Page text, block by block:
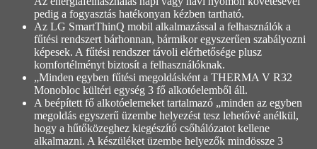
pedig a fogyasztás hatékonyan kézben tartható.
Az LG SmartThinQ mobil alkalmazással a felhasználók a
fűtési rendszert bárhonnan, bármikor egyszerűen szabályozni
képesek. A fűtési rendszer távoli elérhetősége plusz
komfortélményt biztosít a felhasználóknak.
„Minden egyben fűtési megoldásként a THERMA V R32
Monobloc kültéri egység 3 fő alkotóelemből áll.
A beépített fő alkotóelemeket tartalmazó „minden az egyben
megoldás egyszerű üzembe helyezést tesz lehetővé anélkül,
hogy a hűtőközeghez kiegészítő csőhálózatot kellene
alkalmazni. A készüléket üzembe helyezők mindössze 3